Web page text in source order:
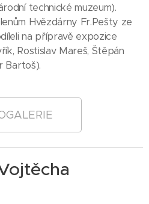
technické muzeum).
Hvězdárny Fr.Pešty ze
na přípravě expozice
Rostislav Mareš, Štěpán
Bartoš).